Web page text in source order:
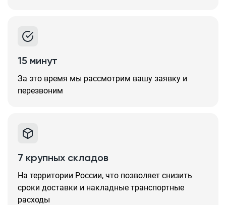
15 минут
За это время мы рассмотрим вашу заявку и
перезвоним
7 крупных складов
На территории России, что позволяет снизить
сроки доставки и накладные транспортные
расходы